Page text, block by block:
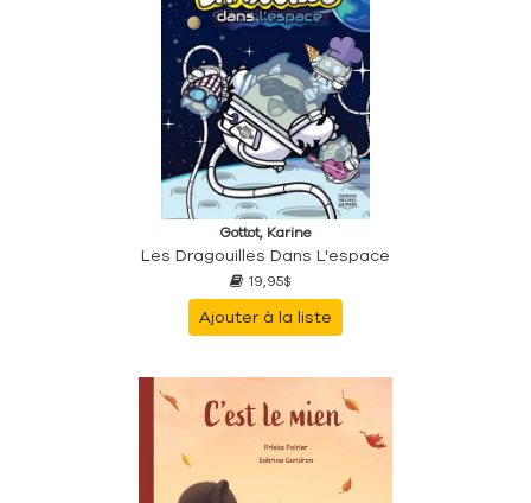
Gottot, Karine
Les Dragouilles Dans L'espace
19,95$
Ajouter à la liste